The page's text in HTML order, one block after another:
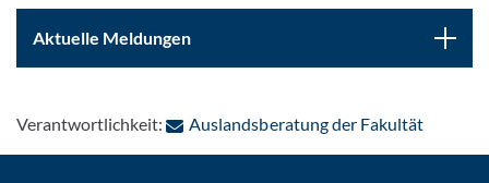
Aktuelle Meldungen
Verantwortlichkeit: Auslandsberatung der Fakultät: Per E-